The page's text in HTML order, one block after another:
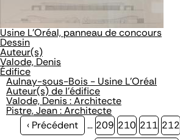
Usine L'Oréal, panneau de concours
Dessin
Auteur(s)
Valode, Denis
Édifice
Aulnay-sous-Bois - Usine L'Oréal
Auteur(s) de l'édifice
Valode, Denis : Architecte
Pistre, Jean : Architecte
Page
‹ Précédent … Page
209 Page
210 Page
211 Page
212